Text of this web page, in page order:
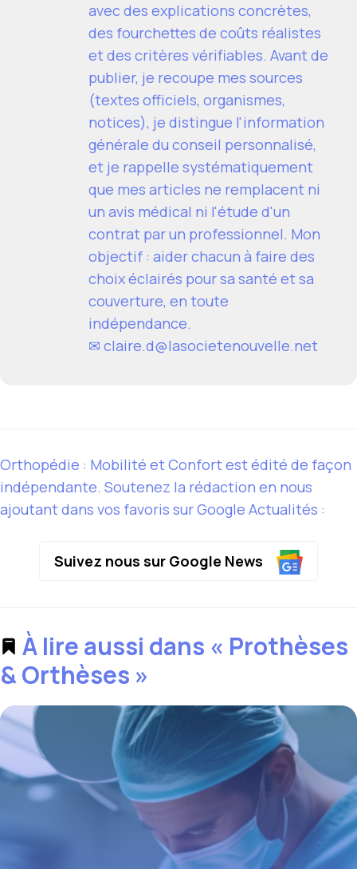
avec des explications concrètes,
des fourchettes de coûts réalistes
et des critères vérifiables. Avant de
publier, je recoupe mes sources
(textes officiels, organismes,
notices), je distingue l'information
générale du conseil personnalisé,
et je rappelle systématiquement
que mes articles ne remplacent ni
un avis médical ni l'étude d'un
contrat par un professionnel. Mon
objectif : aider chacun à faire des
choix éclairés pour sa santé et sa
couverture, en toute
indépendance.
✉ claire.d@lasocietenouvelle.net
Orthopédie : Mobilité et Confort est édité de façon
indépendante. Soutenez la rédaction en nous
ajoutant dans vos favoris sur Google Actualités :
Suivez nous sur Google News
À lire aussi dans « Prothèses
& Orthèses »